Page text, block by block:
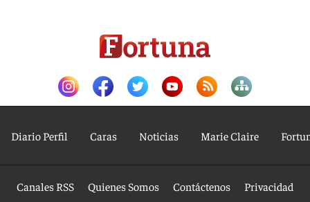
Diario Perfil Caras Noticias Marie Claire
Canales RSS Quienes Somos Contáctenos Privacidad